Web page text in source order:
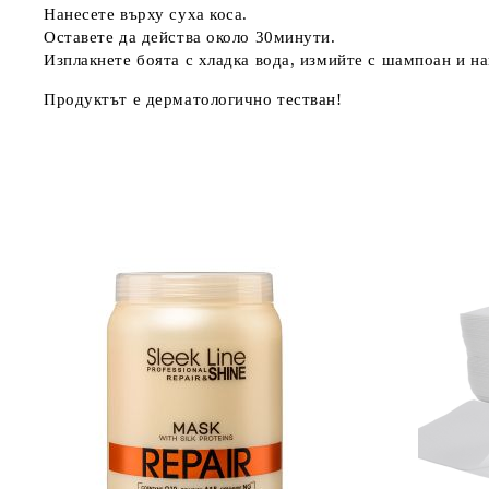
Нанесете върху суха коса.
Оставете да действа около 30минути.
Изплакнете боята с хладка вода, измийте с шампоан и
Продуктът е дерматологично тестван!